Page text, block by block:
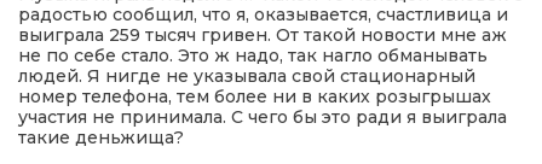
місія
радостью сообщил, что я, оказывается, счастливица и
выиграла 259 тысяч гривен. От такой новости мне аж
не по себе стало. Это ж надо, так нагло обманывать
людей. Я нигде не указывала свой стационарный
номер телефона, тем более ни в каких розыгрышах
участия не принимала. С чего бы это ради я выиграла
такие деньжища?